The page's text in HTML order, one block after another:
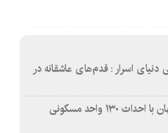
دنیای اسرار : قدم‌های عاشقانه در
بازآفرینی محله همت‌آباد اصفهان با احداث ۱۳۰ واحد مسکونی